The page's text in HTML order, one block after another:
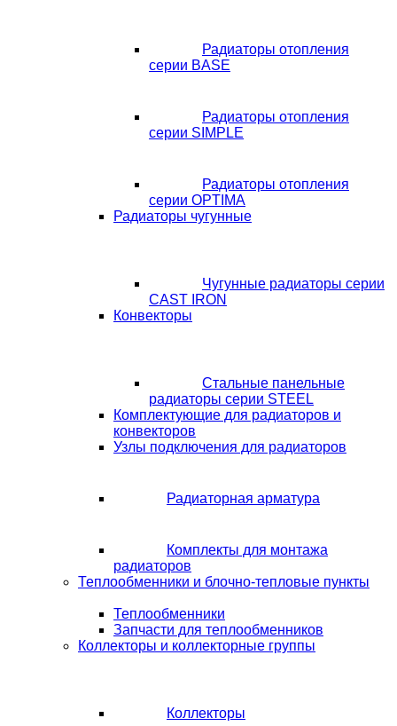
Радиаторы отопления
серии BASE
Радиаторы отопления
серии SIMPLE
Радиаторы отопления
серии OPTIMA
Радиаторы чугунные
Чугунные радиаторы серии
CAST IRON
Конвекторы
Стальные панельные
радиаторы серии STEEL
Комплектующие для радиаторов и
конвекторов
Узлы подключения для радиаторов
Радиаторная арматура
Комплекты для монтажа
радиаторов
Теплообменники и блочно-тепловые пункты
Теплообменники
Запчасти для теплообменников
Коллекторы и коллекторные группы
Коллекторы